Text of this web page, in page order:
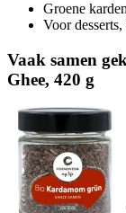
Groene
Voor
Vaak samen
Ghee, 420 g